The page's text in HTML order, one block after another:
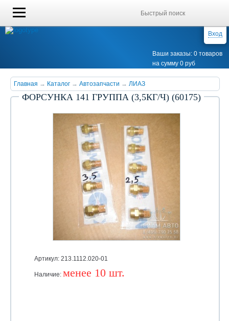
Вход
Ваши заказы: 0 товаров
на сумму 0 руб
Главная → Каталог → Автозапчасти → ЛИАЗ
ФОРСУНКА 141 ГРУППА (3,5КГ/Ч) (60175)
Артикул: 213.1112.020-01
Наличие: менее 10 шт.